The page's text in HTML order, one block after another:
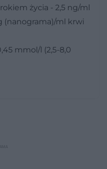
życia - 2,5 ng/ml
(nanograma)/ml krwi
mmol/l (2,5-8,0